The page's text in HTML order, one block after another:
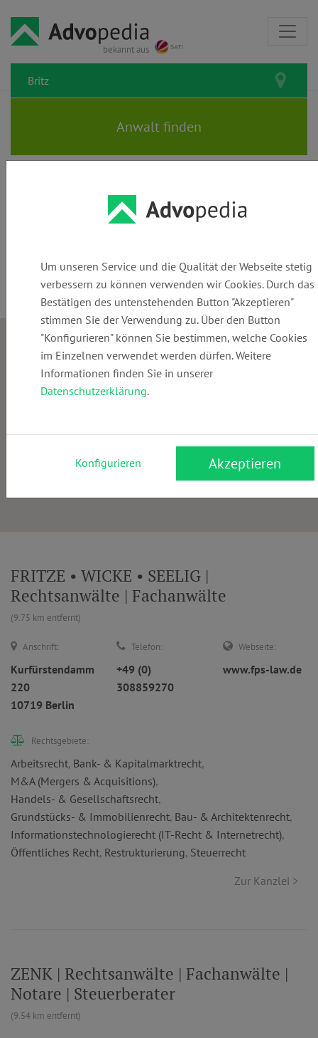
bekannt aus
Rechtsanwälte und Kanzleien in
finden
FRITZE • WICKE • SEELIG |
Rechtsanwälte | Fachanwälte
(9.75 km entfernt)
Anschrift:
Kurfürstendamm
220
10719 Berlin
Telefon:
+49 (0)
308859270
Webseite:
www.fps-law.de
Rechtsgebiete:
Arbeitsrecht, Bank- & Kapitalmarktrecht,
M&A (Mergers & Acquisitions),
Handels- & Gesellschaftsrecht,
Grundstücks- & Immobilienrecht, Bau- & Architektenrecht,
Informationstechnologierecht (IT-Recht & Internetrecht),
Öffentliches Recht, Restrukturierung, Steuerrecht
Zur Kanzlei >
ZENK | Rechtsanwälte | Fachanwälte |
Notare | Steuerberater
(9.54 km entfernt)
Um unseren Service und die Qualität der Webseite stetig
verbessern zu können verwenden wir Cookies. Durch das
Bestätigen des untenstehenden Button "Akzeptieren"
stimmen Sie der Verwendung zu. Über den Button
"Konfigurieren" können Sie bestimmen, welche Cookies
im Einzelnen verwendet werden dürfen. Weitere
Informationen finden Sie in unserer
Datenschutzerklärung.
Konfigurieren Akzeptieren